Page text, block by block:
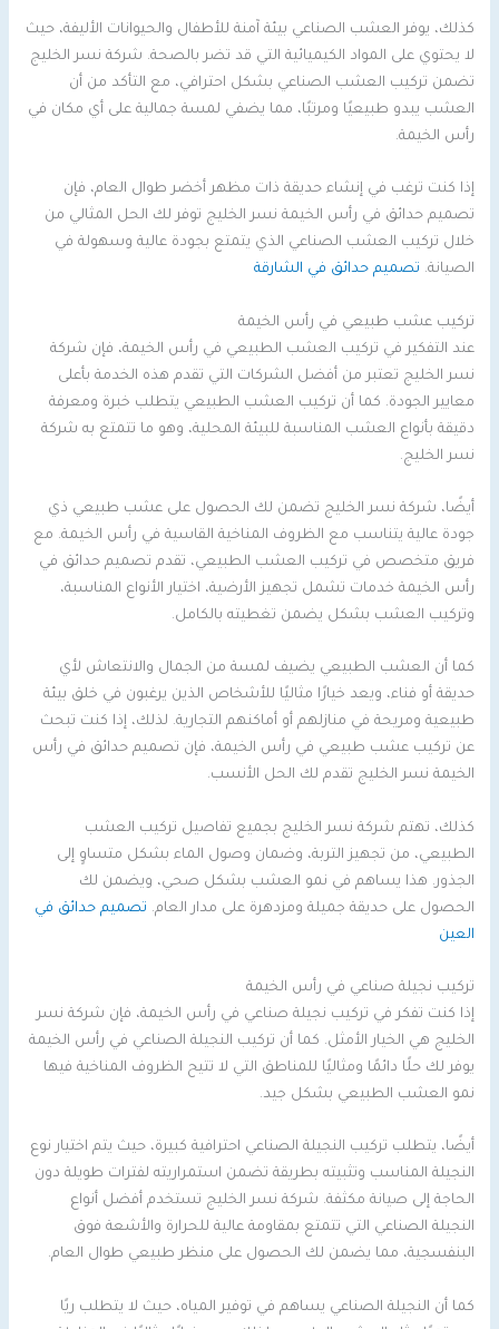
كذلك، يوفر العشب الصناعي بيئة آمنة للأطفال والحيوانات الأليفة، حيث
لا يحتوي على المواد الكيميائية التي قد تضر بالصحة. شركة نسر الخليج
تضمن تركيب العشب الصناعي بشكل احترافي، مع التأكد من أن
العشب يبدو طبيعيًا ومرتبًا، مما يضفي لمسة جمالية على أي مكان في
رأس الخيمة.
إذا كنت ترغب في إنشاء حديقة ذات مظهر أخضر طوال العام، فإن
تصميم حدائق في رأس الخيمة نسر الخليج توفر لك الحل المثالي من
خلال تركيب العشب الصناعي الذي يتمتع بجودة عالية وسهولة في
الصيانة. تصميم حدائق في الشارقة
تركيب عشب طبيعي في رأس الخيمة
عند التفكير في تركيب العشب الطبيعي في رأس الخيمة، فإن شركة
نسر الخليج تعتبر من أفضل الشركات التي تقدم هذه الخدمة بأعلى
معايير الجودة. كما أن تركيب العشب الطبيعي يتطلب خبرة ومعرفة
دقيقة بأنواع العشب المناسبة للبيئة المحلية، وهو ما تتمتع به شركة
نسر الخليج.
أيضًا، شركة نسر الخليج تضمن لك الحصول على عشب طبيعي ذي
جودة عالية يتناسب مع الظروف المناخية القاسية في رأس الخيمة. مع
فريق متخصص في تركيب العشب الطبيعي، تقدم تصميم حدائق في
رأس الخيمة خدمات تشمل تجهيز الأرضية، اختيار الأنواع المناسبة،
وتركيب العشب بشكل يضمن تغطيته بالكامل.
كما أن العشب الطبيعي يضيف لمسة من الجمال والانتعاش لأي
حديقة أو فناء، ويعد خيارًا مثاليًا للأشخاص الذين يرغبون في خلق بيئة
طبيعية ومريحة في منازلهم أو أماكنهم التجارية. لذلك، إذا كنت تبحث
عن تركيب عشب طبيعي في رأس الخيمة، فإن تصميم حدائق في رأس
الخيمة نسر الخليج تقدم لك الحل الأنسب.
كذلك، تهتم شركة نسر الخليج بجميع تفاصيل تركيب العشب
الطبيعي، من تجهيز التربة، وضمان وصول الماء بشكل متساوٍ إلى
الجذور. هذا يساهم في نمو العشب بشكل صحي، ويضمن لك
الحصول على حديقة جميلة ومزدهرة على مدار العام. تصميم حدائق في
العين
تركيب نجيلة صناعي في رأس الخيمة
إذا كنت تفكر في تركيب نجيلة صناعي في رأس الخيمة، فإن شركة نسر
الخليج هي الخيار الأمثل. كما أن تركيب النجيلة الصناعي في رأس الخيمة
يوفر لك حلًا دائمًا ومثاليًا للمناطق التي لا تتيح الظروف المناخية فيها
نمو العشب الطبيعي بشكل جيد.
أيضًا، يتطلب تركيب النجيلة الصناعي احترافية كبيرة، حيث يتم اختيار نوع
النجيلة المناسب وتثبيته بطريقة تضمن استمراريته لفترات طويلة دون
الحاجة إلى صيانة مكثفة. شركة نسر الخليج تستخدم أفضل أنواع
النجيلة الصناعي التي تتمتع بمقاومة عالية للحرارة والأشعة فوق
البنفسجية، مما يضمن لك الحصول على منظر طبيعي طوال العام.
كما أن النجيلة الصناعي يساهم في توفير المياه، حيث لا يتطلب ريًا